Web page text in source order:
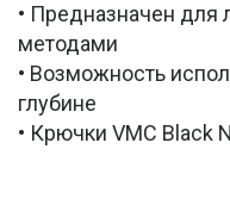
• Предназначен для
методами
• Возможность
глубине
• Крючки VMC Black